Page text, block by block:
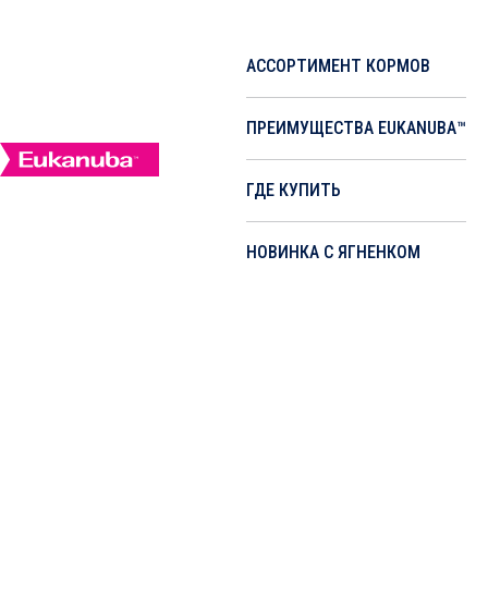
АССОРТИМЕНТ КОРМОВ
ПРЕИМУЩЕСТВА EUKANUBA™
ГДЕ КУПИТЬ
НОВИНКА С ЯГНЕНКОМ